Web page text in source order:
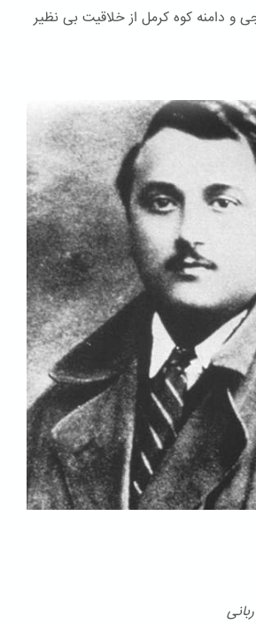
و دامنه کوه کرمل از خلاقیت بی نظیر